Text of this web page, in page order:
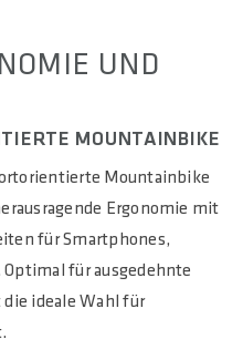
UND
MOUNTAINBIKE
Mountainbike
Ergonomie mit
für Smartphones,
für ausgedehnte
die ideale Wahl für